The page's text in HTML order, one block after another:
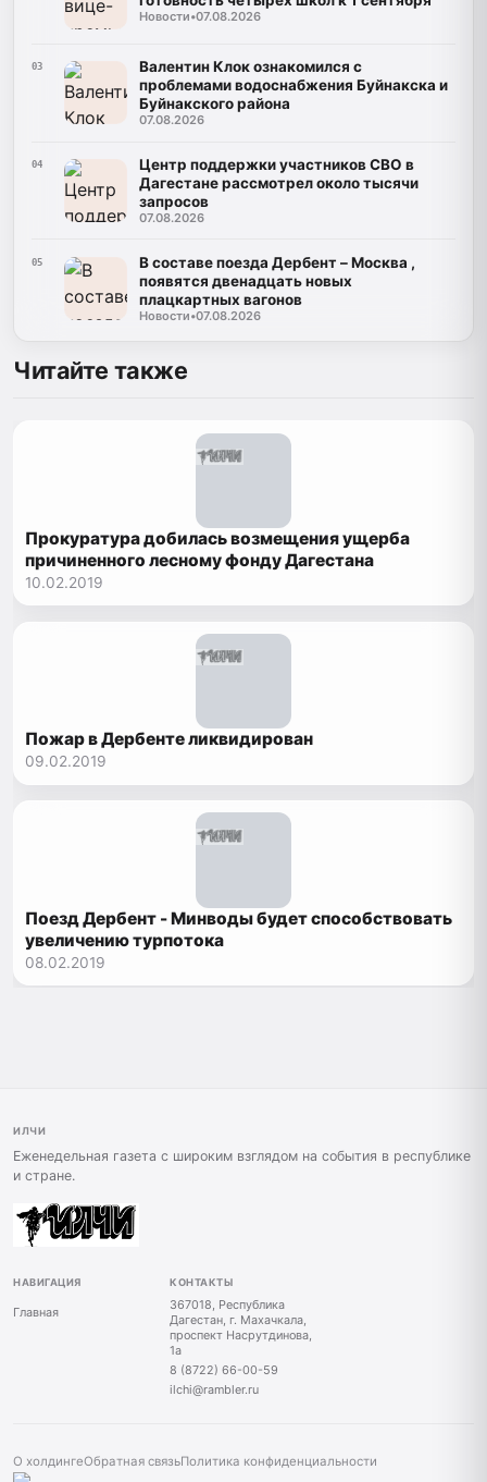
Новости•07.08.2026
03
Валентин Клок ознакомился с
проблемами водоснабжения Буйнакска и
Буйнакского района
07.08.2026
04
Центр поддержки участников СВО в
Дагестане рассмотрел около тысячи
запросов
07.08.2026
05
В составе поезда Дербент – Москва ,
появятся двенадцать новых
плацкартных вагонов
Новости•07.08.2026
Читайте также
Прокуратура добилась возмещения ущерба
причиненного лесному фонду Дагестана
10.02.2019
Пожар в Дербенте ликвидирован
09.02.2019
Поезд Дербент - Минводы будет способствовать
увеличению турпотока
08.02.2019
ИЛЧИ
Еженедельная газета с широким взглядом на события в республике
и стране.
НАВИГАЦИЯ
Главная
КОНТАКТЫ
367018, Республика
Дагестан, г. Махачкала,
проспект Насрутдинова,
1а
8 (8722) 66-00-59
ilchi@rambler.ru
О холдингеОбратная связьПолитика конфиденциальности